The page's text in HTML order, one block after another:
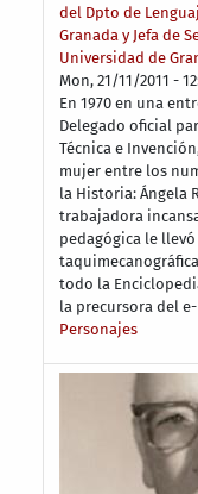
del Dpto de
Granada y Jefa de
Universidad de
Mon, 21/11/2011 -
En 1970 en una
Delegado oficial
Técnica e
mujer entre los
la Historia: Ángela
trabajadora
pedagógica le
todo la
la precursora del
Personajes